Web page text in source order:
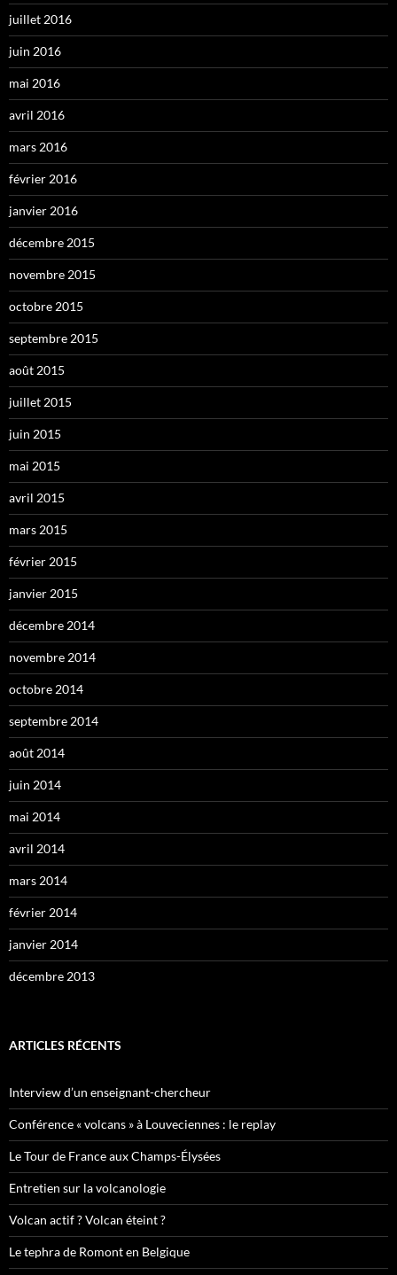
juillet 2016
juin 2016
mai 2016
avril 2016
mars 2016
février 2016
janvier 2016
décembre 2015
novembre 2015
octobre 2015
septembre 2015
août 2015
juillet 2015
juin 2015
mai 2015
avril 2015
mars 2015
février 2015
janvier 2015
décembre 2014
novembre 2014
octobre 2014
septembre 2014
août 2014
juin 2014
mai 2014
avril 2014
mars 2014
février 2014
janvier 2014
décembre 2013
ARTICLES RÉCENTS
Interview d’un enseignant-chercheur
Conférence « volcans » à Louveciennes : le replay
Le Tour de France aux Champs-Élysées
Entretien sur la volcanologie
Volcan actif ? Volcan éteint ?
Le tephra de Romont en Belgique